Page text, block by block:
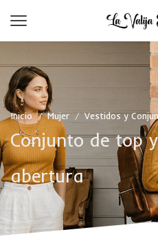
Inicio / Mujer / Vestidos y
Conjunto de top
abertura